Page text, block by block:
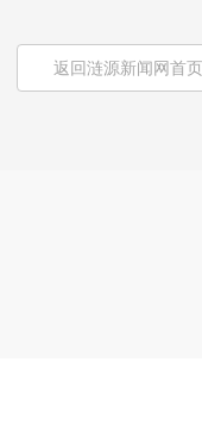
返回涟源新闻网首页